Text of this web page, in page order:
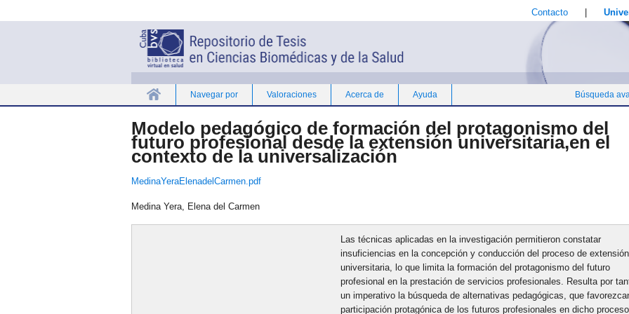
Contacto
Navegar por Valoraciones Acerca de Ayuda Búsqueda
Modelo pedagógico de formación del protagonismo del
futuro profesional desde la extensión universitaria,en el
contexto de la universalización
MedinaYeraElenadelCarmen.pdf
Medina Yera, Elena del Carmen
Las técnicas aplicadas en la investigación permitieron constatar
insuficiencias en la concepción y conducción del proceso de extensión
universitaria, lo que limita la formación del protagonismo del futuro
profesional en la prestación de servicios profesionales. Resulta por
un imperativo la búsqueda de alternativas pedagógicas, que
participación protagónica de los futuros profesionales en dicho